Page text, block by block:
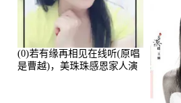
(0)若有缘再相见在线听(原唱
是曹越)，美珠珠感恩家人演